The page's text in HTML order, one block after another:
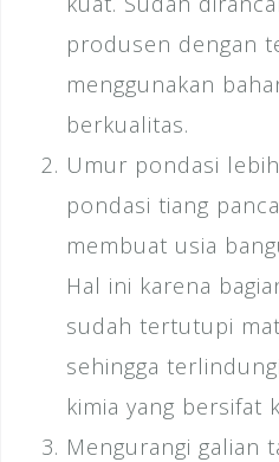
produsen dengan
menggunakan
berkualitas.
Umur pondasi
pondasi tiang
membuat usia
Hal ini karena
sudah tertutupi
sehingga
kimia yang bersifat
Mengurangi galian